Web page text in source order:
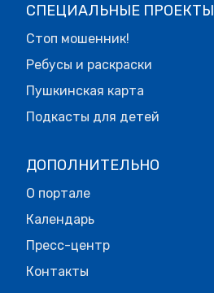
СПЕЦИАЛЬНЫЕ ПРОЕКТЫ
Стоп мошенник!
Ребусы и раскраски
Пушкинская карта
Подкасты для детей
ДОПОЛНИТЕЛЬНО
О портале
Календарь
Пресс-центр
Контакты